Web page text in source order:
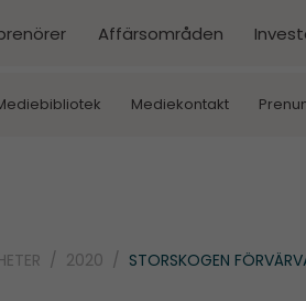
Affärsområden
Mediekontakt
2020 STORSKOGEN